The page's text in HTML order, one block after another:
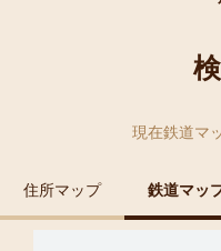
現在鉄道マ
住所マップ 鉄道マッ